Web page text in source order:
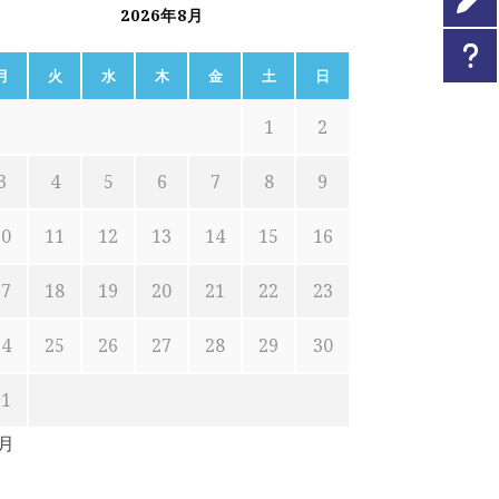
2026年8月
火 水 木 金 土 日
1 2
4 5 6 7 8 9
11 12 13 14 15 16
18 19 20 21 22 23
25 26 27 28 29 30